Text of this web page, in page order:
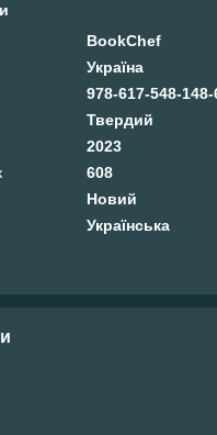
BookChef
Україна
978-617-548-148-
Твердий
2023
608
Новий
Українська